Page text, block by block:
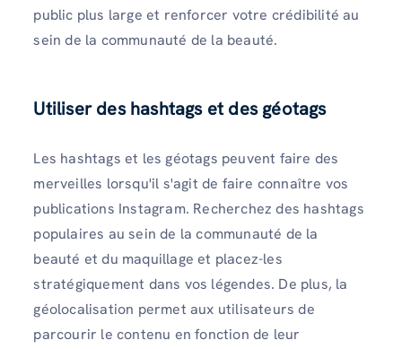
public plus large et renforcer votre crédibilité au
sein de la communauté de la beauté.
Utiliser des hashtags et des géotags
Les hashtags et les géotags peuvent faire des
merveilles lorsqu'il s'agit de faire connaître vos
publications Instagram. Recherchez des hashtags
populaires au sein de la communauté de la
beauté et du maquillage et placez-les
stratégiquement dans vos légendes. De plus, la
géolocalisation permet aux utilisateurs de
parcourir le contenu en fonction de leur